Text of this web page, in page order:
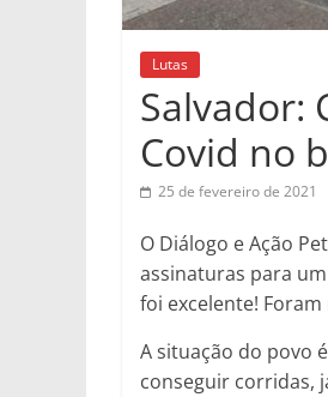
Lutas
Salvador:
Covid no
25 de fevereiro de 2021
O Diálogo e Ação
assinaturas para
foi excelente!
A situação do povo
conseguir corridas,